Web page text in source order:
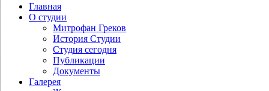
Главная
О студии
Митрофан Греков
История Студии
Студия сегодня
Публикации
Документы
Галерея